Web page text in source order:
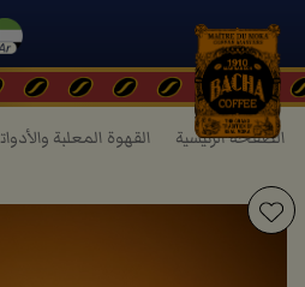
الصفحة الرئيسية القهوة المعلبة والأدوات